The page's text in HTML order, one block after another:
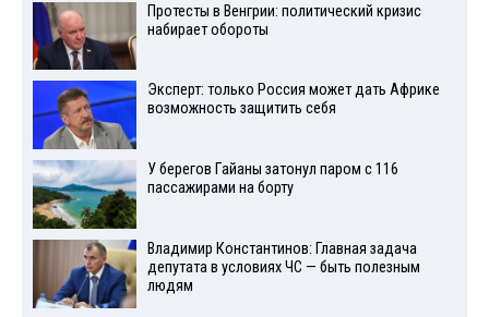
Протесты в Венгрии: политический кризис
набирает обороты
Эксперт: только Россия может дать Африке
возможность защитить себя
У берегов Гайаны затонул паром с 116
пассажирами на борту
Владимир Константинов: Главная задача
депутата в условиях ЧС — быть полезным
людям